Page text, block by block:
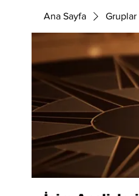
Ana Sayfa Gruplar